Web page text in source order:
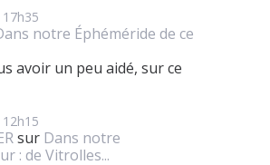
17h35
notre Éphéméride de ce
avoir un peu aidé, sur ce
12h15
sur Dans notre
: de Vitrolles...